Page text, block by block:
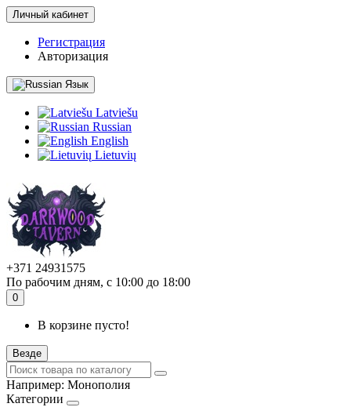
Личный кабинет
Регистрация
Авторизация
Язык
Latviešu
Russian
English
Lietuvių
+371 24931575
По рабочим дням, с 10:00 до 18:00
0
В корзине пусто!
Везде
Например: Монополия
Категории